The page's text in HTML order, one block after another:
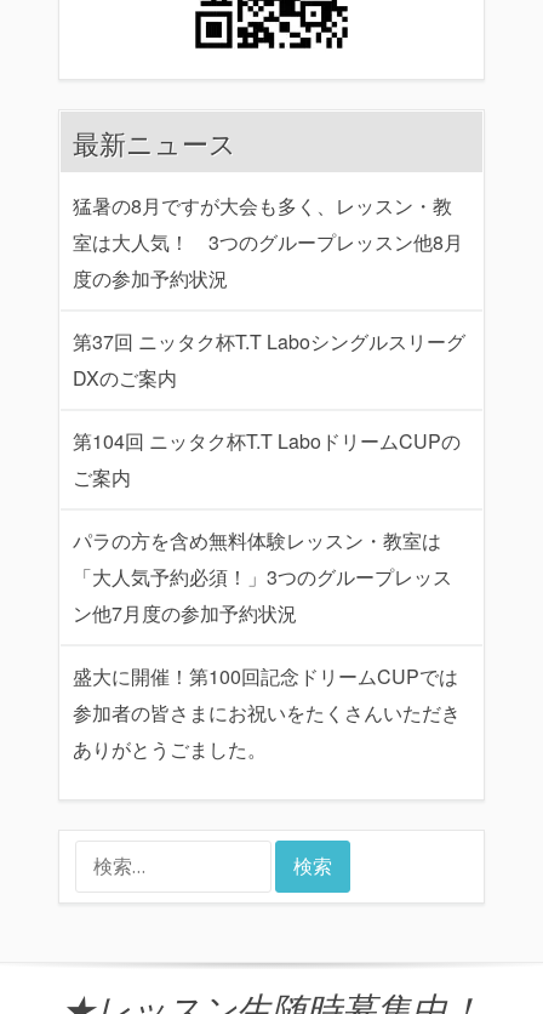
最新ニュース
猛暑の8月ですが大会も多く、レッスン・教
室は大人気！ 3つのグループレッスン他8月
度の参加予約状況
第37回 ニッタク杯T.T Laboシングルスリーグ
DXのご案内
第104回 ニッタク杯T.T LaboドリームCUPの
ご案内
パラの方を含め無料体験レッスン・教室は
「大人気予約必須！」3つのグループレッス
ン他7月度の参加予約状況
盛大に開催！第100回記念ドリームCUPでは
参加者の皆さまにお祝いをたくさんいただき
ありがとうごました。
索: